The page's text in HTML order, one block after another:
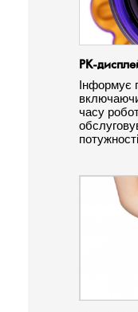
РК-
Інформує
часу